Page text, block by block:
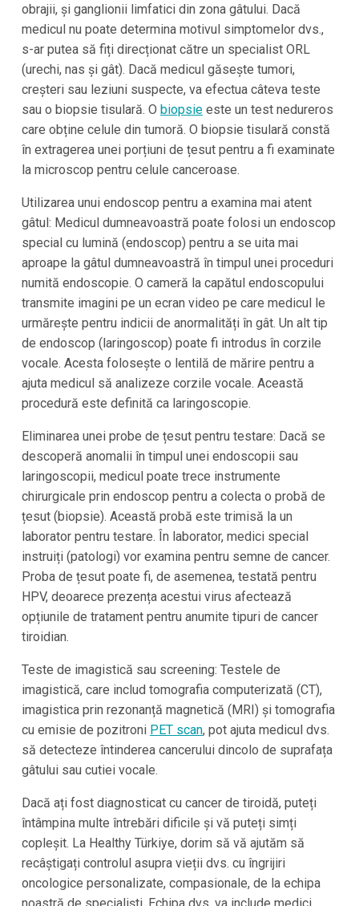
obrajii, și ganglionii limfatici din zona gâtului. Dacă
medicul nu poate determina motivul simptomelor dvs.,
s-ar putea să fiți direcționat către un specialist ORL
(urechi, nas și gât). Dacă medicul găsește tumori,
creșteri sau leziuni suspecte, va efectua câteva teste
sau o biopsie tisulară. O biopsieeste un test nedureros
care obține celule din tumoră. O biopsie tisulară constă
în extragerea unei porțiuni de țesut pentru a fi examinate
la microscop pentru celule canceroase.
Utilizarea unui endoscop pentru a examina mai atent
gâtul: Medicul dumneavoastră poate folosi un endoscop
special cu lumină (endoscop) pentru a se uita mai
aproape la gâtul dumneavoastră în timpul unei proceduri
numită endoscopie. O cameră la capătul endoscopului
transmite imagini pe un ecran video pe care medicul le
urmărește pentru indicii de anormalități în gât. Un alt tip
de endoscop (laringoscop) poate fi introdus în corzile
vocale. Acesta folosește o lentilă de mărire pentru a
ajuta medicul să analizeze corzile vocale. Această
procedură este definită ca laringoscopie.
Eliminarea unei probe de țesut pentru testare: Dacă se
descoperă anomalii în timpul unei endoscopii sau
laringoscopii, medicul poate trece instrumente
chirurgicale prin endoscop pentru a colecta o probă de
țesut (biopsie). Această probă este trimisă la un
laborator pentru testare. În laborator, medici special
instruiți (patologi) vor examina pentru semne de cancer.
Proba de țesut poate fi, de asemenea, testată pentru
HPV, deoarece prezența acestui virus afectează
opțiunile de tratament pentru anumite tipuri de cancer
tiroidian.
Teste de imagistică sau screening: Testele de
imagistică, care includ tomografia computerizată (CT),
imagistica prin rezonanță magnetică (MRI) și tomografia
cu emisie de pozitroni PET scan, pot ajuta medicul dvs.
să detecteze întinderea cancerului dincolo de suprafața
gâtului sau cutiei vocale.
Dacă ați fost diagnosticat cu cancer de tiroidă, puteți
întâmpina multe întrebări dificile și vă puteți simți
copleșit. La Healthy Türkiye, dorim să vă ajutăm să
recâștigați controlul asupra vieții dvs. cu îngrijiri
oncologice personalizate, compasionale, de la echipa